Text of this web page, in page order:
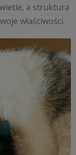
a struktura
właściwości.